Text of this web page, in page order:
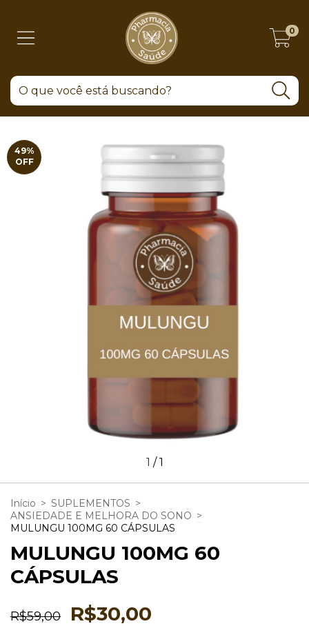
0
49%
OFF
1 /1
Início > SUPLEMENTOS >
ANSIEDADE E MELHORA DO SONO >
MULUNGU 100MG 60 CÁPSULAS
MULUNGU 100MG 60
CÁPSULAS
R$59,00 R$30,00